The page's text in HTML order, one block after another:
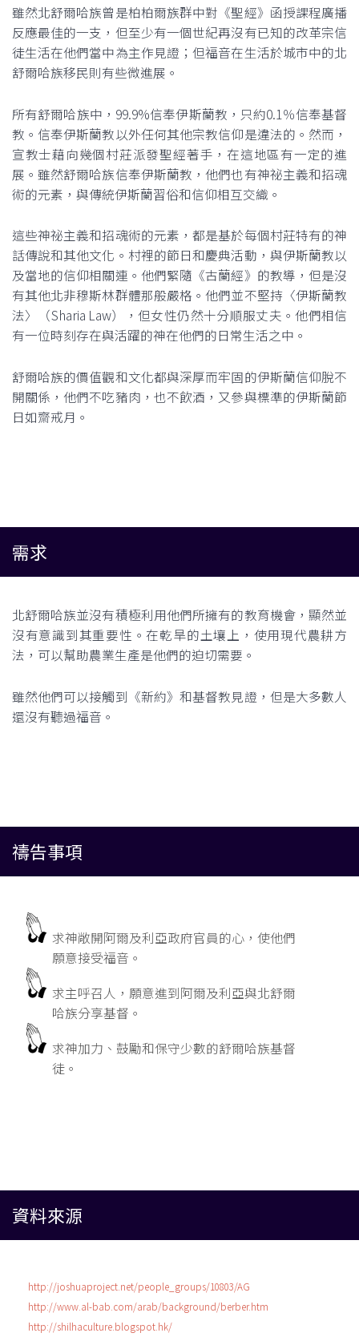
雖然北舒爾哈族曾是柏柏爾族群中對《聖經》函授課程廣播
反應最佳的一支，但至少有一個世紀再沒有已知的改革宗信
徒生活在他們當中為主作見證；但福音在生活於城市中的北
舒爾哈族移民則有些微進展。
所有舒爾哈族中，99.9%信奉伊斯蘭教，只約0.1％信奉基督
教。信奉伊斯蘭教以外任何其他宗教信仰是違法的。然而，
宣教士藉向幾個村莊派發聖經著手，在這地區有一定的進
展。雖然舒爾哈族信奉伊斯蘭教，他們也有神祕主義和招魂
術的元素，與傳統伊斯蘭習俗和信仰相互交織。
這些神祕主義和招魂術的元素，都是基於每個村莊特有的神
話傳說和其他文化。村裡的節日和慶典活動，與伊斯蘭教以
及當地的信仰相關連。他們緊隨《古蘭經》的教導，但是沒
有其他北非穆斯林群體那般嚴格。他們並不堅持〈伊斯蘭教
法〉（Sharia Law），但女性仍然十分順服丈夫。他們相信
有一位時刻存在與活躍的神在他們的日常生活之中。
舒爾哈族的價值觀和文化都與深厚而牢固的伊斯蘭信仰脫不
開關係，他們不吃豬肉，也不飲酒，又參與標準的伊斯蘭節
日如齋戒月。
需求
北舒爾哈族並沒有積極利用他們所擁有的教育機會，顯然並
沒有意識到其重要性。在乾旱的土壤上，使用現代農耕方
法，可以幫助農業生產是他們的迫切需要。
雖然他們可以接觸到《新約》和基督教見證，但是大多數人
還沒有聽過福音。
禱告事項
求神敞開阿爾及利亞政府官員的心，使他們
願意接受福音。
求主呼召人，願意進到阿爾及利亞與北舒爾
哈族分享基督。
求神加力、鼓勵和保守少數的舒爾哈族基督
徒。
資料來源
http://joshuaproject.net/people_groups/10803/AG
http://www.al-bab.com/arab/background/berber.htm
http://shilhaculture.blogspot.hk/